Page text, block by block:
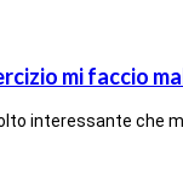
mi faccio
interessante che